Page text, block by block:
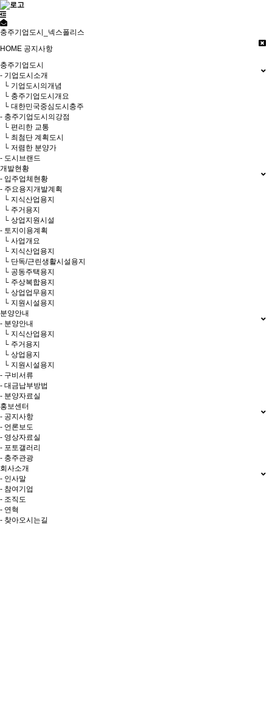
충주기업도시_넥스폴리스
HOME 공지사항
충주기업도시
- 기업도시소개
└ 기업도시의개념
└ 충주기업도시개요
└ 대한민국중심도시충주
- 충주기업도시의강점
└ 편리한 교통
└ 최첨단 계획도시
└ 저렴한 분양가
- 도시브랜드
개발현황
- 입주업체현황
- 주요용지개발계획
└ 지식산업용지
└ 주거용지
└ 상업지원시설
- 토지이용계획
└ 사업개요
└ 지식산업용지
└ 단독/근린생활시설용지
└ 공동주택용지
└ 주상복합용지
└ 상업업무용지
└ 지원시설용지
분양안내
- 분양안내
└ 지식산업용지
└ 주거용지
└ 상업용지
└ 지원시설용지
- 구비서류
- 대금납부방법
- 분양자료실
홍보센터
- 공지사항
- 언론보도
- 영상자료실
- 포토갤러리
- 충주관광
회사소개
- 인사말
- 참여기업
- 조직도
- 연혁
- 찾아오시는길